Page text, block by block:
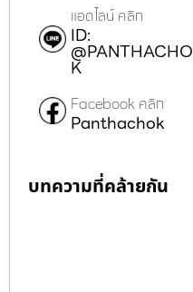
แอดไลน์ คลิก
ID:
@PANTHACHO
K
Facebook คลิก
Panthachok
บทความที่คล้ายกัน